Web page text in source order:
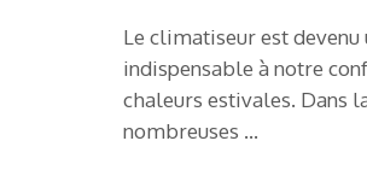
Le climatiseur est devenu
indispensable à notre
chaleurs estivales. Dans
nombreuses …